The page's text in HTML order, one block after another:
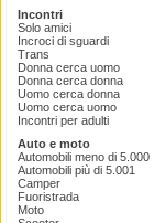
Incontri
Solo amici
Incroci di sguardi
Trans
Donna cerca uomo
Donna cerca donna
Uomo cerca donna
Uomo cerca uomo
Incontri per adulti
Auto e moto
Automobili meno di 5.000
Automobili più di 5.001
Camper
Fuoristrada
Moto